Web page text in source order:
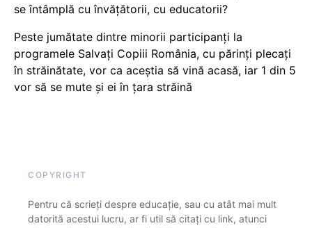
se întâmplă cu învățătorii, cu educatorii?
Peste jumătate dintre minorii participanți la
programele Salvați Copiii România, cu părinți plecați
în străinătate, vor ca aceștia să vină acasă, iar 1 din 5
vor să se mute și ei în țara străină
COPYRIGHT
Pentru că scrieți despre educație, sau cu atât mai mult
datorită acestui lucru, ar fi util să citați cu link, atunci